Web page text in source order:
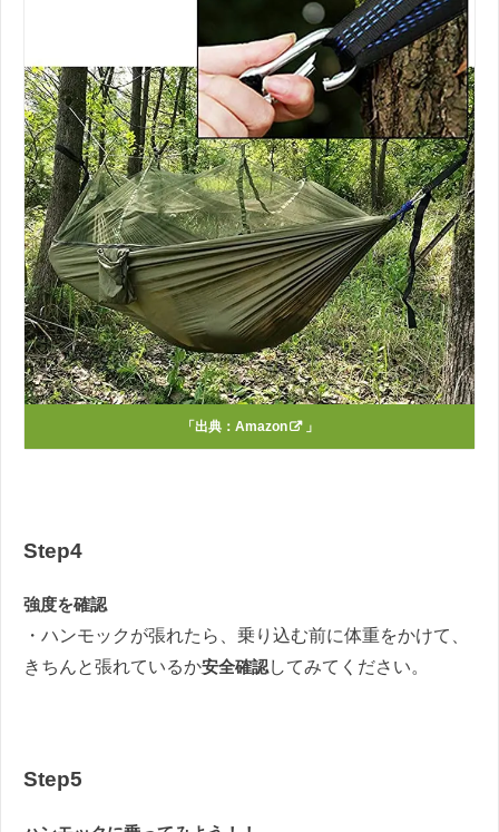
「出典： Amazon 」
Step4
強度を確認
・ハンモックが張れたら、乗り込む前に体重をかけて、
きちんと張れているか安全確認してみてください。
Step5